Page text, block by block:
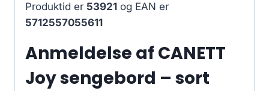
Produktid er 53921 og EAN er
5712557055611
Anmeldelse af CANETT
Joy sengebord – sort